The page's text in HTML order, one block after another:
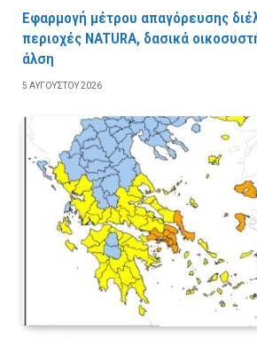
Εφαρμογή μέτρου απαγόρευσης
περιοχές NATURA, δασικά
άλση
5 ΑΥΓΟΎΣΤΟΥ 2026